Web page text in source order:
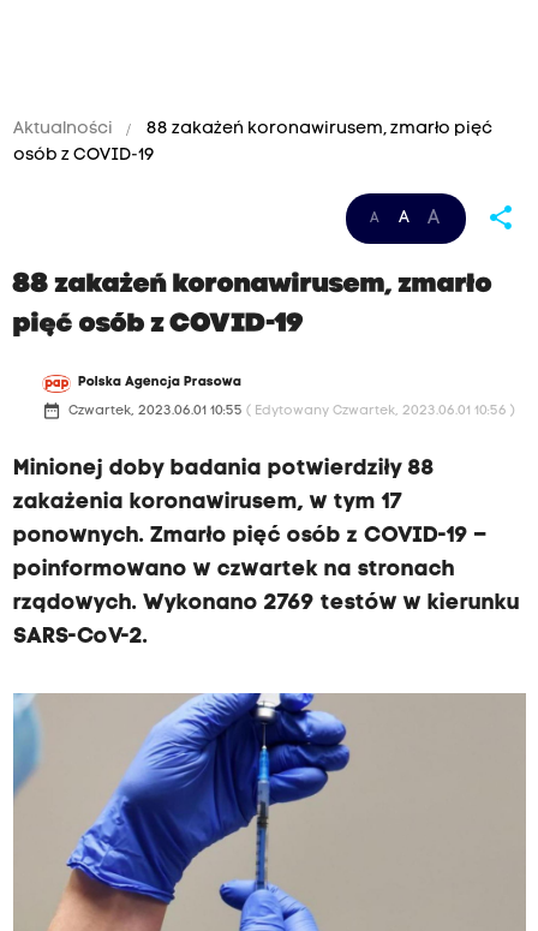
Aktualności
88 zakażeń koronawirusem, zmarło pięć
osób z COVID-19
A A A share
88 zakażeń koronawirusem, zmarło
pięć osób z COVID-19
Polska Agencja Prasowa
date_range Czwartek, 2023.06.01 10:55 ( Edytowany Czwartek, 2023.06.01 10:56 )
Minionej doby badania potwierdziły 88
zakażenia koronawirusem, w tym 17
ponownych. Zmarło pięć osób z COVID-19 –
poinformowano w czwartek na stronach
rządowych. Wykonano 2769 testów w kierunku
SARS-CoV-2.